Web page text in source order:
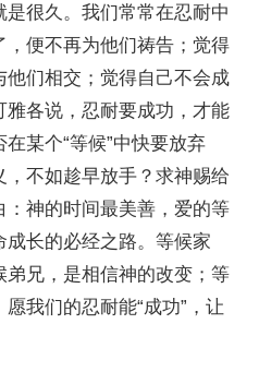
很久。我们常常在忍耐中
便不再为他们祷告；觉得
他们相交；觉得自己不会成
各说，忍耐要成功，才能
某个“等候”中快要放弃
不如趁早放手？求神赐给
神的时间最美善，爱的等
长的必经之路。等候家
弟兄，是相信神的改变；等
我们的忍耐能“成功”，让